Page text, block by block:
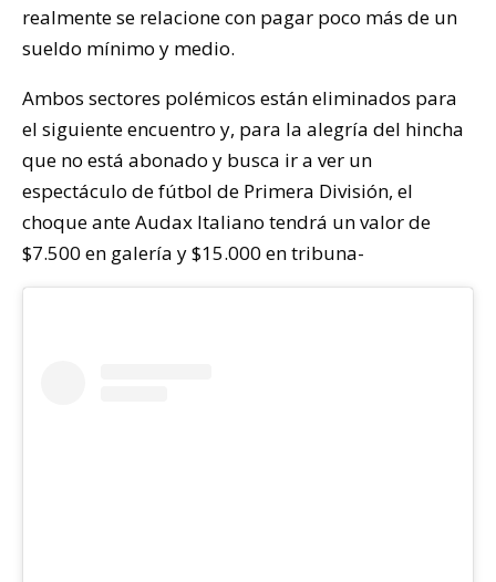
realmente se relacione con pagar poco más de un
sueldo mínimo y medio.
Ambos sectores polémicos están eliminados para
el siguiente encuentro y, para la alegría del hincha
que no está abonado y busca ir a ver un
espectáculo de fútbol de Primera División, el
choque ante Audax Italiano tendrá un valor de
$7.500 en galería y $15.000 en tribuna-